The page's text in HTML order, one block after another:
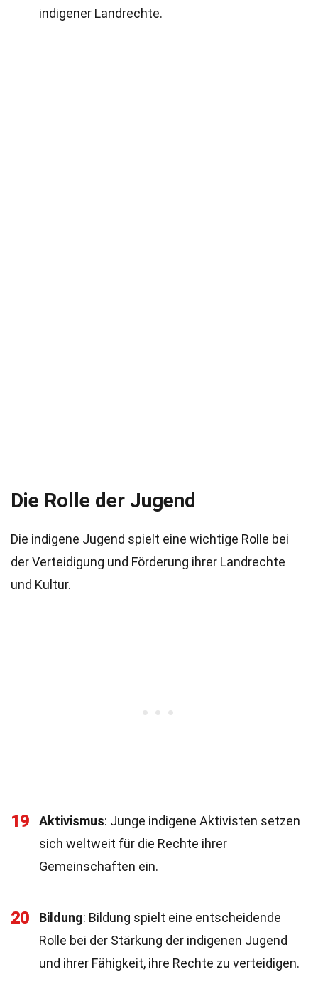
indigener Landrechte.
Die Rolle der Jugend
Die indigene Jugend spielt eine wichtige Rolle bei
der Verteidigung und Förderung ihrer Landrechte
und Kultur.
19 Aktivismus: Junge indigene Aktivisten setzen
sich weltweit für die Rechte ihrer
Gemeinschaften ein.
20 Bildung: Bildung spielt eine entscheidende
Rolle bei der Stärkung der indigenen Jugend
und ihrer Fähigkeit, ihre Rechte zu verteidigen.